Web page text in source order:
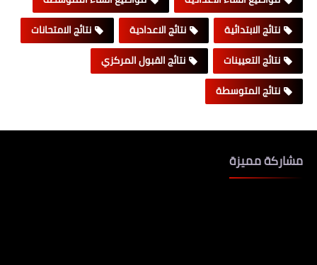
نتائج الابتدائية
نتائج الاعدادية
نتائج الامتحانات
نتائج التعيينات
نتائج القبول المركزي
نتائج المتوسطة
مشاركة مميزة